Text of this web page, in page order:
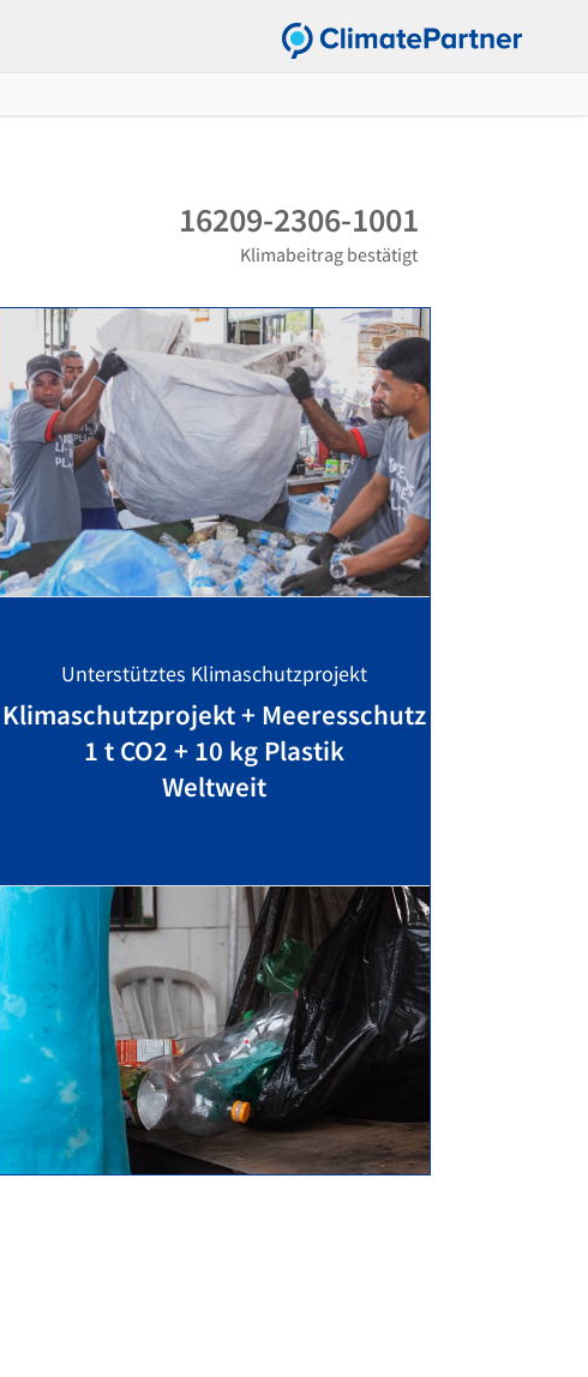
16209-2306-1001
Klimabeitrag bestätigt
Unterstütztes Klimaschutzprojekt
Klimaschutzprojekt + Meeresschutz
1 t CO2 + 10 kg Plastik
Weltweit